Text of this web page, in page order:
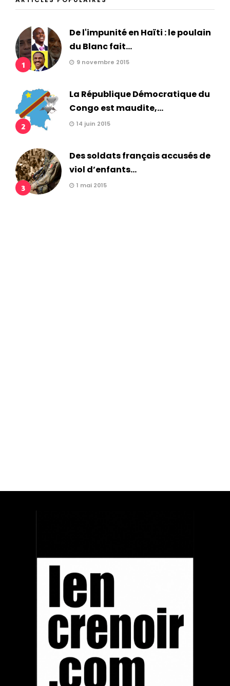
1
De l'impunité en Haïti : le poulain
du Blanc fait...
9 novembre 2015
2
La République Démocratique du
Congo est maudite,...
14 juin 2015
3
Des soldats français accusés de
viol d’enfants...
1 mai 2015